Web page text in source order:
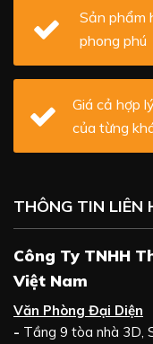
Sản phẩm
phong phú
Giá cả hợp
của từng
THÔNG TIN LIÊN
Công Ty TNHH
Việt Nam
Văn Phòng Đại Diện
- Tầng 9 tòa nhà 3D,